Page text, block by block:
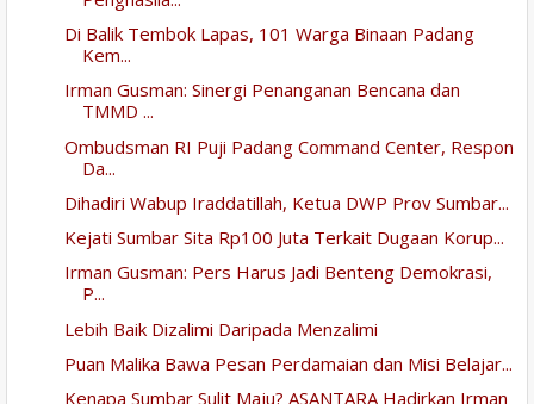
Di Balik Tembok Lapas, 101 Warga Binaan Padang
Kem...
Irman Gusman: Sinergi Penanganan Bencana dan
TMMD ...
Ombudsman RI Puji Padang Command Center, Respon
Da...
Dihadiri Wabup Iraddatillah, Ketua DWP Prov Sumbar...
Kejati Sumbar Sita Rp100 Juta Terkait Dugaan Korup...
Irman Gusman: Pers Harus Jadi Benteng Demokrasi,
P...
Lebih Baik Dizalimi Daripada Menzalimi
Puan Malika Bawa Pesan Perdamaian dan Misi Belajar...
Kenapa Sumbar Sulit Maju? ASANTARA Hadirkan Irman